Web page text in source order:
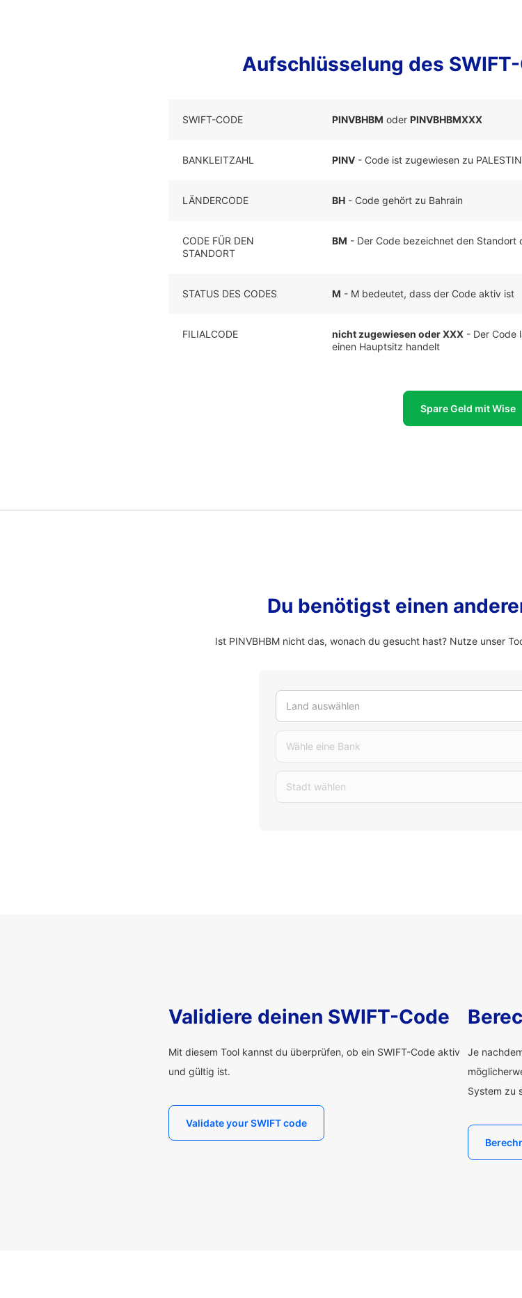
Aufschlüsselung des
SWIFT-CODE PINVBHBM oder PINVBHBMXXX
BANKLEITZAHL PINV - Code ist zugewiesen zu
LÄNDERCODE BH - Code gehört zu Bahrain
CODE FÜR DEN
STANDORT
BM - Der Code bezeichnet den Standort
STATUS DES CODES M - M bedeutet, dass der Code aktiv ist
FILIALCODE nicht zugewiesen oder XXX - Der Code
einen Hauptsitz handelt
Spare Geld mit Wise
Du benötigst einen
Ist PINVBHBM nicht das, wonach du gesucht hast? Nutze unser
Land auswählen
Wähle eine Bank
Stadt wählen
Validiere deinen SWIFT-Code
Mit diesem Tool kannst du überprüfen, ob ein SWIFT-Code aktiv
und gültig ist.
Validate your SWIFT code
Je
System zu